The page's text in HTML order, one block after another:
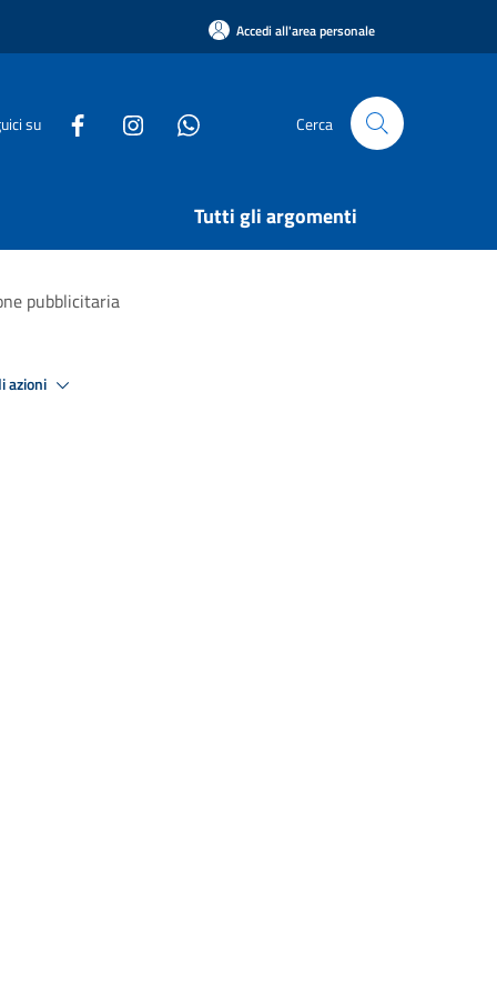
Accedi all'area personale
su Cerca
Tutti gli argomenti
pubblicitaria
azioni